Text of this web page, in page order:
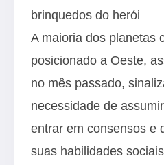
brinquedos do herói
A maioria dos planetas
posicionado a Oeste,
no mês passado,
necessidade de
entrar em consensos e
suas habilidades